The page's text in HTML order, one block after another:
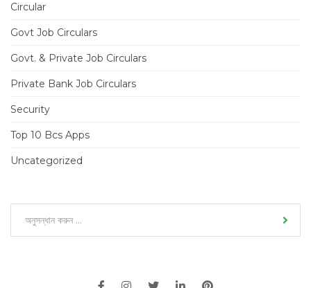
Circular
Govt Job Circulars
Govt. & Private Job Circulars
Private Bank Job Circulars
Security
Top 10 Bcs Apps
Uncategorized